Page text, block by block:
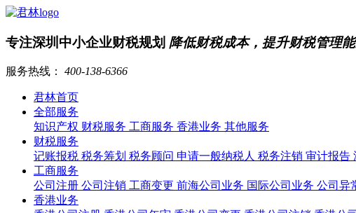
专注深圳中小企业财税规划 降低财税成本，提升财税管理
服务热线： 400-138-6366
君林首页
全部服务
知识产权 财税服务 工商服务 香港业务 其他服务
财税服务
记账报税 税务筹划 税务顾问 申请一般纳税人 税务注销 审计报告
工商服务
公司注册 公司注销 工商变更 前海公司业务 国际公司业务 公司异
香港业务